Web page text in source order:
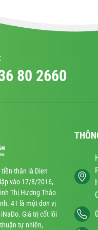
80 2660
tiền thân là Dien
vào 17/8/2016,
Thị Hương Thảo
4T là một đơn vị
Giá trị cốt lõi
tự nhiên,